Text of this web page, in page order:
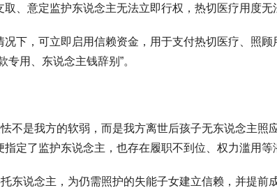
、意定监护东说念主无法立即行权，热切医疗用度无
下，可立即启用信赖资金，用于支付热切医疗、照
用、东说念主钱辞别”。
不是我方的软弱，而是我方离世后孩子无东说念主
定了监护东说念主，也存在履职不到位、权力滥用等
东说念主，为仍需照护的失能子女建立信赖，并提